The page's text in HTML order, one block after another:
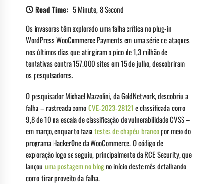
Read Time: 5 Minute, 8 Second
Os invasores têm explorado uma falha crítica no plug-in
WordPress WooCommerce Payments em uma série de ataques
nos últimos dias que atingiram o pico de 1,3 milhão de
tentativas contra 157.000 sites em 15 de julho, descobriram
os pesquisadores.
O pesquisador Michael Mazzolini, da GoldNetwork, descobriu a
falha – rastreada comoCVE-2023-28121e classificada como
9,8 de 10 na escala de classificação de vulnerabilidade CVSS –
em março, enquanto faziatestes de chapéu brancopor meio do
programa HackerOne da WooCommerce. O código de
exploração logo se seguiu, principalmente da RCE Security, que
lançou uma postagem no blogno início deste mês detalhando
como tirar proveito da falha.